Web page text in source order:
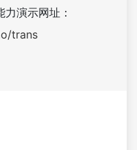
演示网址：
trans